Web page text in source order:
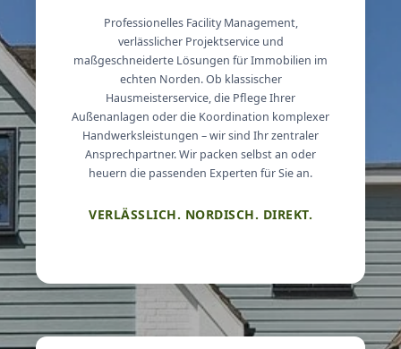
Professionelles Facility Management,
verlässlicher Projektservice und
maßgeschneiderte Lösungen für Immobilien im
echten Norden. Ob klassischer
Hausmeisterservice, die Pflege Ihrer
Außenanlagen oder die Koordination komplexer
Handwerksleistungen – wir sind Ihr zentraler
Ansprechpartner. Wir packen selbst an oder
heuern die passenden Experten für Sie an.
VERLÄSSLICH. NORDISCH. DIREKT.